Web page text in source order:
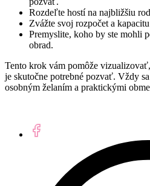
Rozdeľte hostí na najbližšiu
Zvážte svoj rozpočet a
Premyslite, koho by ste mohli
obrad.
Tento krok vám pomôže
je skutočne potrebné pozvať. Vždy
osobným želaním a praktickými